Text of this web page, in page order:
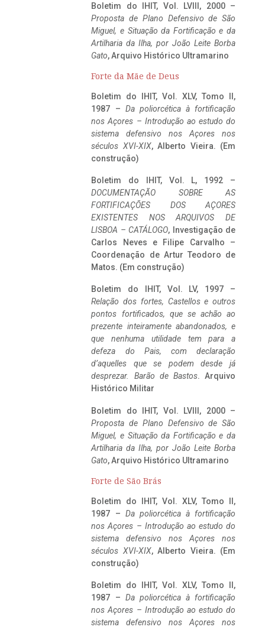
Boletim do IHIT, Vol. LVIII, 2000 –
Proposta de Plano Defensivo de São
Miguel, e Situação da Fortificação e da
Artilharia da Ilha, por João Leite Borba
Gato, Arquivo Histórico Ultramarino
Forte da Mãe de Deus
Boletim do IHIT, Vol. XLV, Tomo II,
1987 – Da poliorcética à fortificação
nos Açores – Introdução ao estudo do
sistema defensivo nos Açores nos
séculos XVI-XIX, Alberto Vieira. (Em
construção)
Boletim do IHIT, Vol. L, 1992 –
DOCUMENTAÇÃO SOBRE AS
FORTIFICAÇÕES DOS AÇORES
EXISTENTES NOS ARQUIVOS DE
LISBOA – CATÁLOGO, Investigação de
Carlos Neves e Filipe Carvalho –
Coordenação de Artur Teodoro de
Matos. (Em construção)
Boletim do IHIT, Vol. LV, 1997 –
Relação dos fortes, Castellos e outros
pontos fortificados, que se achão ao
prezente inteiramente abandonados, e
que nenhuma utilidade tem para a
defeza do Pais, com declaração
d’aquelles que se podem desde já
desprezar. Barão de Bastos. Arquivo
Histórico Militar
Boletim do IHIT, Vol. LVIII, 2000 –
Proposta de Plano Defensivo de São
Miguel, e Situação da Fortificação e da
Artilharia da Ilha, por João Leite Borba
Gato, Arquivo Histórico Ultramarino
Forte de São Brás
Boletim do IHIT, Vol. XLV, Tomo II,
1987 – Da poliorcética à fortificação
nos Açores – Introdução ao estudo do
sistema defensivo nos Açores nos
séculos XVI-XIX, Alberto Vieira. (Em
construção)
Boletim do IHIT, Vol. XLV, Tomo II,
1987 – Da poliorcética à fortificação
nos Açores – Introdução ao estudo do
sistema defensivo nos Açores nos